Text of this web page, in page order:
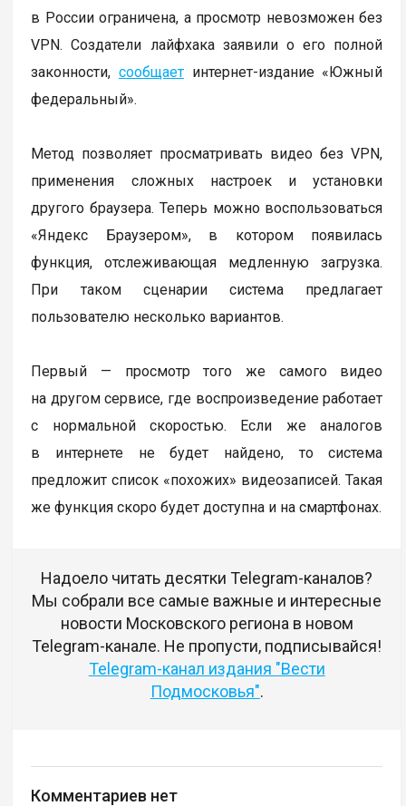
в России ограничена, а просмотр невозможен без
VPN. Создатели лайфхака заявили о его полной
законности, сообщаетинтернет-издание «Южный
федеральный».
Метод позволяет просматривать видео без VPN,
применения сложных настроек и установки
другого браузера. Теперь можно воспользоваться
«Яндекс Браузером», в котором появилась
функция, отслеживающая медленную загрузка.
При таком сценарии система предлагает
пользователю несколько вариантов.
Первый — просмотр того же самого видео
на другом сервисе, где воспроизведение работает
с нормальной скоростью. Если же аналогов
в интернете не будет найдено, то система
предложит список «похожих» видеозаписей. Такая
же функция скоро будет доступна и на смартфонах.
Надоело читать десятки Telegram-каналов?
Мы собрали все самые важные и интересные
новости Московского региона в новом
Telegram-канале. Не пропусти, подписывайся!
Telegram-канал издания "Вести
Подмосковья".
Комментариев нет